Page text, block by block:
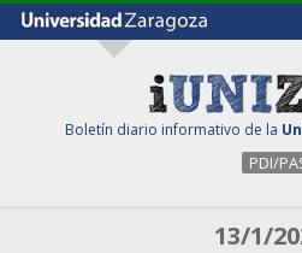
Boletín diario informativo de la
PDI/
13/1/